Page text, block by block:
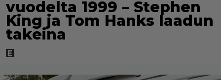
vuodelta 1999 – Stephen
King ja Tom Hanks laadun
takeina